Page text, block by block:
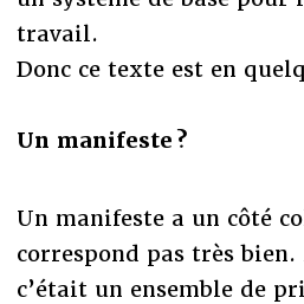
travail.
Donc ce texte est en
Un manifeste ?
Un manifeste a un côté
correspond pas très
c’était un ensemble de